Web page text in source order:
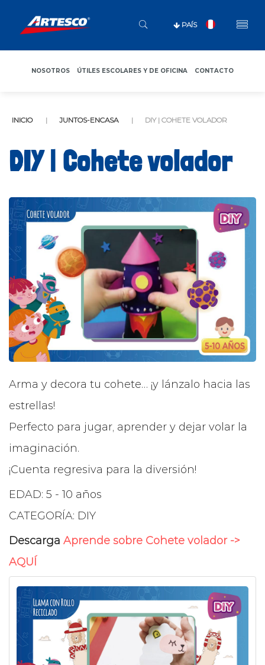
PAÍS
NOSOTROS ÚTILES ESCOLARES Y DE OFICINA CONTACTO
INICIO JUNTOS-ENCASA DIY | COHETE VOLADOR
DIY | Cohete volador
Arma y decora tu cohete… ¡y lánzalo hacia las
estrellas!
Perfecto para jugar, aprender y dejar volar la
imaginación.
¡Cuenta regresiva para la diversión!
EDAD: 5 - 10 años
CATEGORÍA: DIY
Descarga Aprende sobre Cohete volador ->
AQUÍ